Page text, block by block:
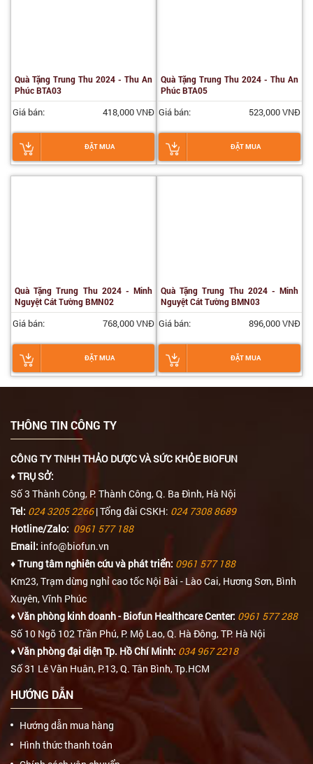
Quà Tặng Trung Thu 2024 - Thu An
Phúc BTA03
Giá bán: 418,000 VNĐ
ĐẶT MUA
Quà Tặng Trung Thu 2024 - Thu An
Phúc BTA05
Giá bán: 523,000 VNĐ
ĐẶT MUA
Quà Tặng Trung Thu 2024 - Minh
Nguyệt Cát Tường BMN02
Giá bán: 768,000 VNĐ
ĐẶT MUA
Quà Tặng Trung Thu 2024 - Minh
Nguyệt Cát Tường BMN03
Giá bán: 896,000 VNĐ
ĐẶT MUA
THÔNG TIN CÔNG TY
CÔNG TY TNHH THẢO DƯỢC VÀ SỨC KHỎE BIOFUN
♦ TRỤ SỞ:
Số 3 Thành Công, P. Thành Công, Q. Ba Đình, Hà Nội
Tel: 024 3205 2266| Tổng đài CSKH: 024 7308 8689
Hotline/Zalo: 0961 577 188
Email: info@biofun.vn
♦ Trung tâm nghiên cứu và phát triển: 0961 577 188
Km23, Trạm dừng nghỉ cao tốc Nội Bài - Lào Cai, Hương Sơn, Bình
Xuyên, Vĩnh Phúc
♦ Văn phòng kinh doanh - Biofun Healthcare Center: 0961 577 288
Số 10 Ngõ 102 Trần Phú, P. Mộ Lao, Q. Hà Đông, TP. Hà Nội
♦ Văn phòng đại diện Tp. Hồ Chí Minh: 034 967 2218
Số 31 Lê Văn Huân, P.13, Q. Tân Bình, Tp.HCM
HƯỚNG DẪN
Hướng dẫn mua hàng
Hình thức thanh toán